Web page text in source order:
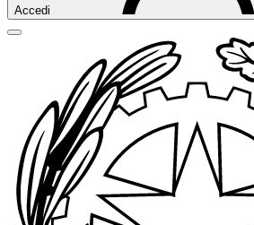
Accedi